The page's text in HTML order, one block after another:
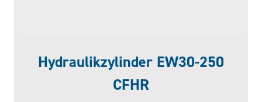
Hydraulikzylinder EW30-250
CFHR